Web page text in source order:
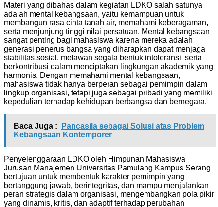
Materi yang dibahas dalam kegiatan LDKO salah satunya
adalah mental kebangsaan, yaitu kemampuan untuk
membangun rasa cinta tanah air, memahami keberagaman,
serta menjunjung tinggi nilai persatuan. Mental kebangsaan
sangat penting bagi mahasiswa karena mereka adalah
generasi penerus bangsa yang diharapkan dapat menjaga
stabilitas sosial, melawan segala bentuk intoleransi, serta
berkontribusi dalam menciptakan lingkungan akademik yang
harmonis. Dengan memahami mental kebangsaan,
mahasiswa tidak hanya berperan sebagai pemimpin dalam
lingkup organisasi, tetapi juga sebagai pribadi yang memiliki
kepedulian terhadap kehidupan berbangsa dan bernegara.
Baca Juga :
Pancasila sebagai Solusi atas Problem
Kebangsaan Kontemporer
Penyelenggaraan LDKO oleh Himpunan Mahasiswa
Jurusan Manajemen Universitas Pamulang Kampus Serang
bertujuan untuk membentuk karakter pemimpin yang
bertanggung jawab, berintegritas, dan mampu menjalankan
peran strategis dalam organisasi, mengembangkan pola pikir
yang dinamis, kritis, dan adaptif terhadap perubahan